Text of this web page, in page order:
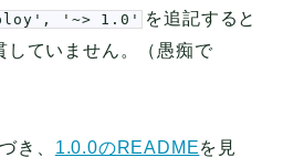
'~> 1.0'
を追記すると
していません。（愚痴で
き、 1.0.0のREADMEを見